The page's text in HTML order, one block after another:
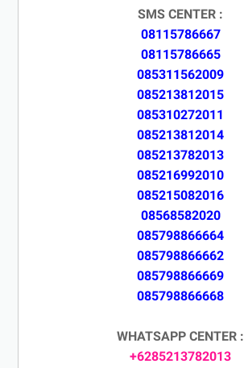
SMS CENTER :
08115786667
08115786665
085311562009
085213812015
085310272011
085213812014
085213782013
085216992010
085215082016
08568582020
085798866664
085798866662
085798866669
085798866668
WHATSAPP CENTER :
+6285213782013